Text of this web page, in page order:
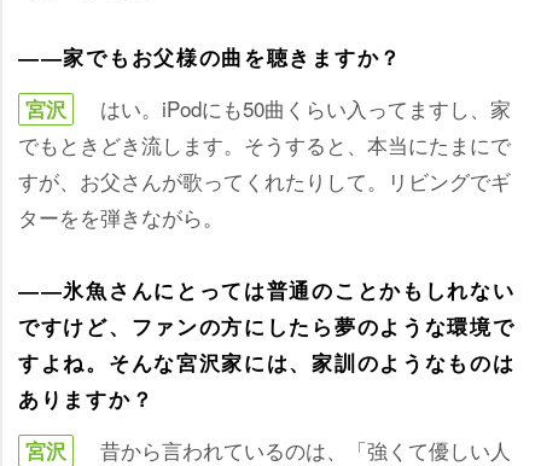
――家でもお父様の曲を聴きますか？
宮沢
はい。iPodにも50曲くらい入ってますし、家
でもときどき流します。そうすると、本当にたまにで
すが、お父さんが歌ってくれたりして。リビングでギ
ターをを弾きながら。
――氷魚さんにとっては普通のことかもしれない
ですけど、ファンの方にしたら夢のような環境で
すよね。そんな宮沢家には、家訓のようなものは
ありますか？
宮沢
昔から言われているのは、「強くて優しい人